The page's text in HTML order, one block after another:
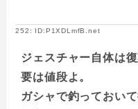
252: ID:P1XDLmfB.net
ジェスチャー自体は
要は値段よ。
ガシャで釣っておい